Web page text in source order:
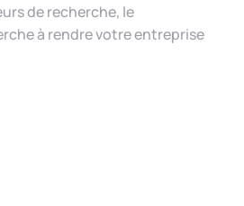
de recherche, le
à rendre votre entreprise